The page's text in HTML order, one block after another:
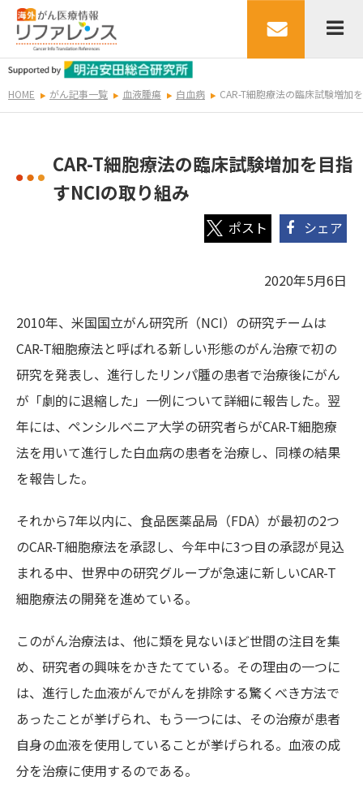
HOME がん記事一覧 血液腫瘍 白血病 CAR-T細胞療法の臨床試験増加
CAR-T細胞療法の臨床試験増加を目指
すNCIの取り組み
シェア
2020年5月6日
2010年、米国国立がん研究所（NCI）の研究チームは
CAR-T細胞療法と呼ばれる新しい形態のがん治療で初の
研究を発表し、進行したリンパ腫の患者で治療後にがん
が「劇的に退縮した」一例について詳細に報告した。翌
年には、ペンシルべニア大学の研究者らがCAR-T細胞療
法を用いて進行した白血病の患者を治療し、同様の結果
を報告した。
それから7年以内に、食品医薬品局（FDA）が最初の2つ
のCAR-T細胞療法を承認し、今年中に3つ目の承認が見込
まれる中、世界中の研究グループが急速に新しいCAR-T
細胞療法の開発を進めている。
このがん治療法は、他に類を見ないほど世間の注目を集
め、研究者の興味をかきたてている。その理由の一つに
は、進行した血液がんでがんを排除する驚くべき方法で
あったことが挙げられ、もう一つには、その治療が患者
自身の血液を使用していることが挙げられる。血液の成
分を治療に使用するのである。